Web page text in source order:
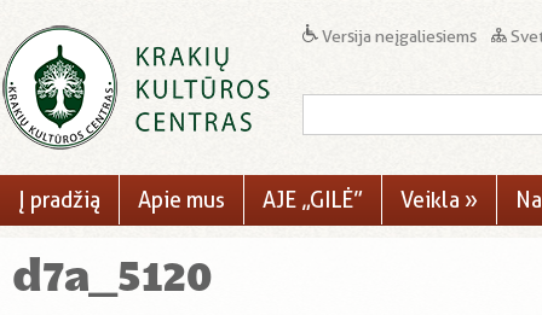
Versija neįgaliesiems
Į pradžią Apie mus AJE „GILĖ” Veikla »
d7a_5120